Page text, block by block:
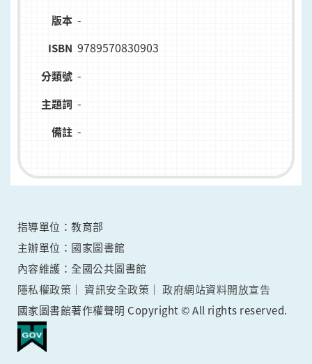
版本 -
ISBN 9789570830903
分類號 -
主題詞 -
備註 -
指導單位：教育部
主辦單位：國家圖書館
內容維護：全國公共圖書館
隱私權政策
資訊安全政策
政府網站資料開放宣告
國家圖書館著作權聲明 Copyright © All rights reserved.